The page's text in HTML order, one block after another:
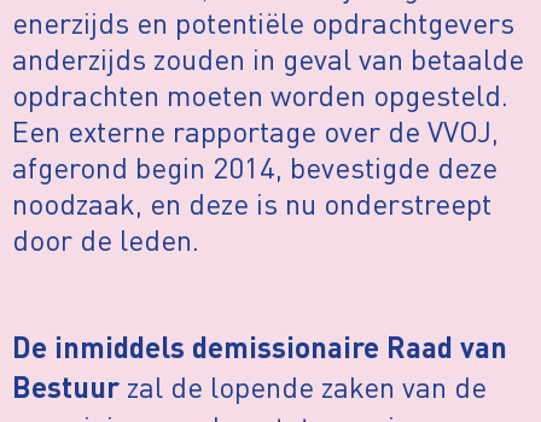
enerzijds en potentiële opdrachtgevers
anderzijds zouden in geval van betaalde
opdrachten moeten worden opgesteld.
Een externe rapportage over de VVOJ,
afgerond begin 2014, bevestigde deze
noodzaak, en deze is nu onderstreept
door de leden.
De inmiddels demissionaire Raad van
Bestuur zal de lopende zaken van de